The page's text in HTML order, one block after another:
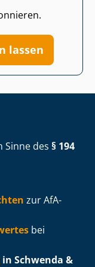
lassen
Sinne des § 194
zur AfA-
bei
in Schwenda &